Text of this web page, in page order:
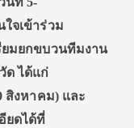
จเข้าร่วม
ยมยกขบวนทีมงาน
ด ได้แก่
สิงหาคม) และ
ยดได้ที่